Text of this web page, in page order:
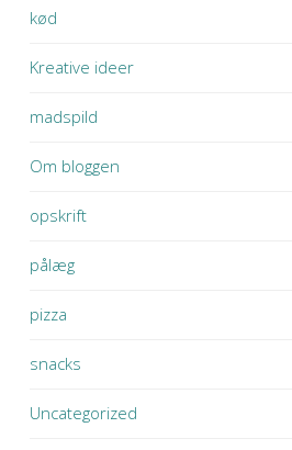
kød
Kreative ideer
madspild
Om bloggen
opskrift
pålæg
pizza
snacks
Uncategorized